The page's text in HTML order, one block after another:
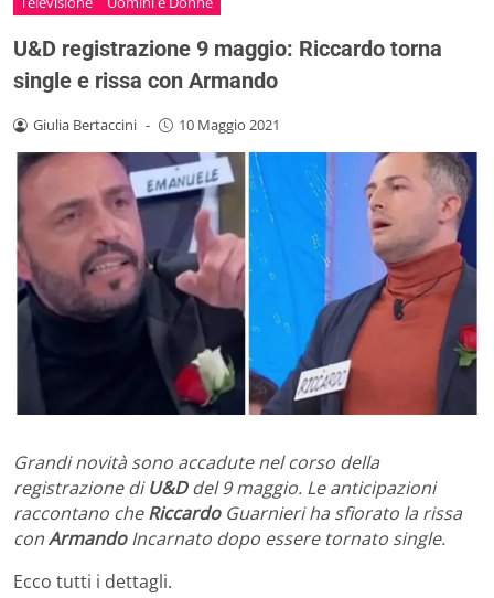
U&D registrazione 9 maggio: Riccardo torna
single e rissa con Armando
Giulia Bertaccini - 10 Maggio 2021
Grandi novità sono accadute nel corso della
registrazione diU&Ddel 9 maggio. Le anticipazioni
raccontano cheRiccardoGuarnieri ha sfiorato la rissa
conArmandoIncarnato dopo essere tornato single.
Ecco tutti i dettagli.